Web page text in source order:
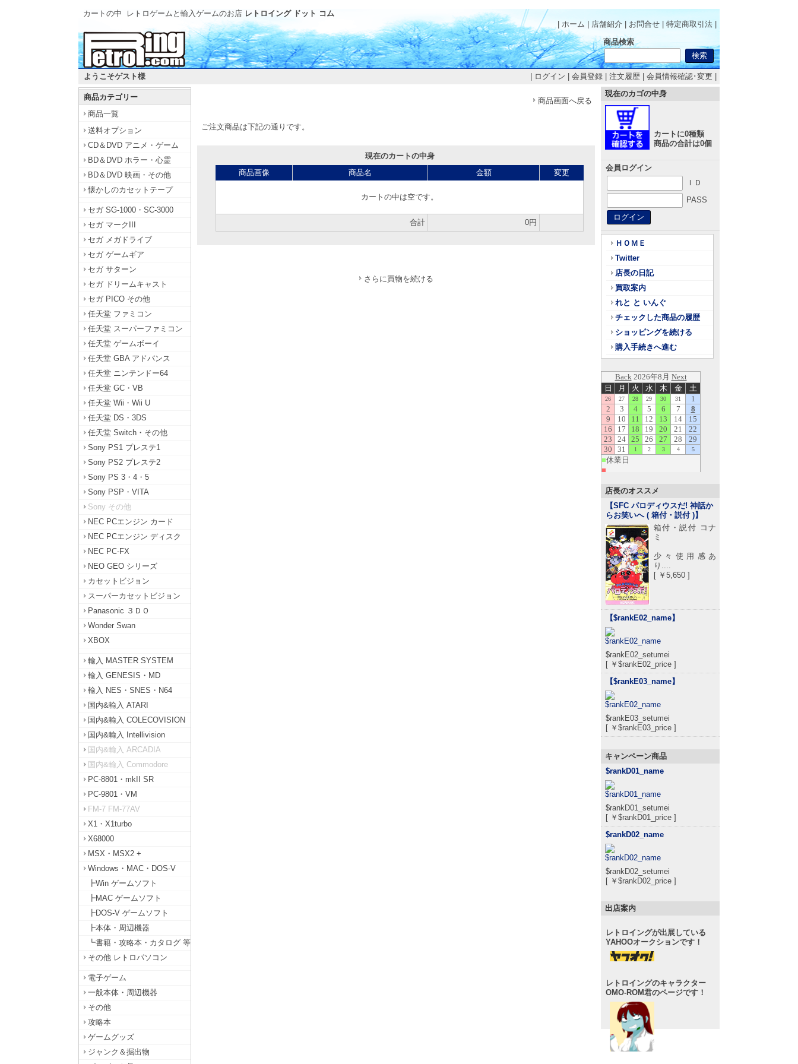
カートの中 レトロゲームと輸入ゲームのお店 レトロイング ドット コム
| ホーム
店舗紹介 お問合せ 特定商取引法
商品検索
ようこそゲスト様 ログイン 会員登録 注文履歴 会員情報確認･変更
商品カテゴリー
商品一覧
送料オプション
CD＆DVD アニメ・ゲーム
BD＆DVD ホラー・心霊
BD＆DVD 映画・その他
懐かしのカセットテープ
セガ SG-1000・SC-3000
セガ マークIII
セガ メガドライブ
セガ ゲームギア
セガ サターン
セガ ドリームキャスト
セガ PICO その他
任天堂 ファミコン
任天堂 スーパーファミコン
任天堂 ゲームボーイ
任天堂 GBA アドバンス
任天堂 ニンテンドー64
任天堂 GC・VB
任天堂 Wii・Wii U
任天堂 DS・3DS
任天堂 Switch・その他
Sony PS1 プレステ1
Sony PS2 プレステ2
Sony PS 3・4・5
Sony PSP・VITA
Sony その他
NEC PCエンジン カード
NEC PCエンジン ディスク
NEC PC-FX
NEO GEO シリーズ
カセットビジョン
スーパーカセットビジョン
Panasonic ３ＤＯ
Wonder Swan
XBOX
輸入 MASTER SYSTEM
輸入 GENESIS・MD
輸入 NES・SNES・N64
国内&輸入 ATARI
国内&輸入 COLECOVISION
国内&輸入 Intellivision
国内&輸入 ARCADIA
国内&輸入 Commodore
PC-8801・mkII SR
PC-9801・VM
FM-7 FM-77AV
X1・X1turbo
X68000
MSX・MSX2 +
Windows・MAC・DOS-V
┣Win ゲームソフト
┣MAC ゲームソフト
┣DOS-V ゲームソフト
┣本体・周辺機器
┗書籍・攻略本・カタログ 等
その他 レトロパソコン
電子ゲーム
一般本体・周辺機器
その他
攻略本
ゲームグッズ
ジャンク＆掘出物
商品画面へ戻る
ご注文商品は下記の通りです。
現在のカートの中身
商品画像
商品名 金額 変更
カートの中は空です。
合計 0円
さらに買物を続ける
現在のカゴの中身
カートに0種類
商品の合計は0個
会員ログイン
ＩＤ
PASS
ＨＯＭＥ
Twitter
店長の日記
買取案内
れと と いんぐ
チェックした商品の履歴
ショッピングを続ける
購入手続きへ進む
店長のオススメ
【SFC パロディウスだ! 神話か
らお笑いへ ( 箱付・説付 )】
箱付・説付 コナ
ミ
少々使用感あ
り....
[ ￥5,650 ]
【$rankE02_name】
$rankE02_setumei
[ ￥$rankE02_price ]
【$rankE03_name】
$rankE03_setumei
[ ￥$rankE03_price ]
キャンペーン商品
$rankD01_name
$rankD01_setumei
[ ￥$rankD01_price ]
$rankD02_name
$rankD02_setumei
[ ￥$rankD02_price ]
出店案内
レトロイングが出展している
YAHOOオークションです！
レトロイングのキャラクター
OMO-ROM君のページです！